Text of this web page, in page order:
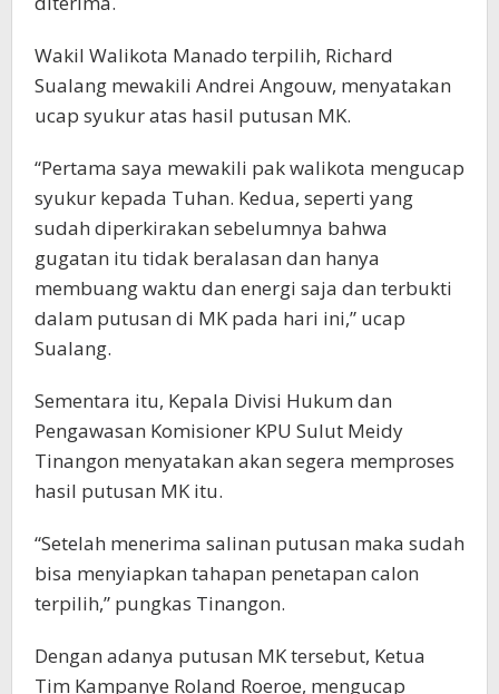
Wakil Walikota Manado terpilih, Richard
Sualang mewakili Andrei Angouw, menyatakan
ucap syukur atas hasil putusan MK.
“Pertama saya mewakili pak walikota mengucap
syukur kepada Tuhan. Kedua, seperti yang
sudah diperkirakan sebelumnya bahwa
gugatan itu tidak beralasan dan hanya
membuang waktu dan energi saja dan terbukti
dalam putusan di MK pada hari ini,” ucap
Sualang.
Sementara itu, Kepala Divisi Hukum dan
Pengawasan Komisioner KPU Sulut Meidy
Tinangon menyatakan akan segera memproses
hasil putusan MK itu.
“Setelah menerima salinan putusan maka sudah
bisa menyiapkan tahapan penetapan calon
terpilih,” pungkas Tinangon.
Dengan adanya putusan MK tersebut, Ketua
Tim Kampanye Roland Roeroe, mengucap